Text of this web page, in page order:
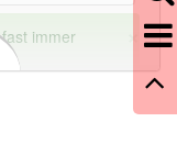
immer